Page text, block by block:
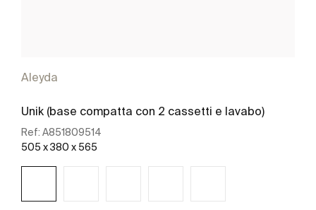
Aleyda
Unik (base compatta con 2 cassetti e lavabo)
Ref: A851809514
505 x 380 x 565